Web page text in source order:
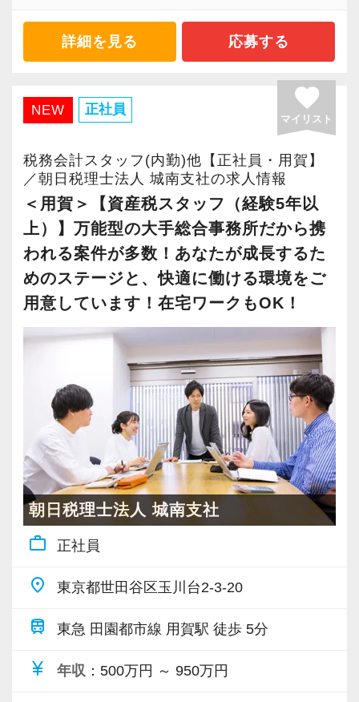
す】
当社で活躍する未経験者は6割を占めているの
で、育成には多くの実績と自信があります。
安心してこの業界に飛び込んできてください！
入社後はOJTとOFF-JTを並行してマンツーマン
で指導します。
まったくの未経験者であれば、税務や会計に関
する座学や教養はOFF-JTで学びながら実務やお
客様対応についてはOJTで実践的に研修を実
施。
社内のロープレでお客様対応の練習ができるの
で、より堅実にステップアップすることができ
まずは簡単な入力業務から少しずつ仕事に慣れ
てもらい、できることを増やしながら徐々に担
当をお任せしていきます。
私たちが未経験者に求めるのは、謙虚さと素直
さです。
常に学ぶ姿勢を忘れず、謙虚に仕事に取り組ん
でくださる方を求めます。
わからないことがあれば、誰でも最初は初心者
なので、遠慮なく何でも聞いてください。
【こんな方を求めています】
・新しいことでも吸収して取り組んでいただけ
・積極性と向上心を持ち合わせている人
に対して認証される「社労士診断認証制度」を
取得しました。
施企業」の認定を受け、今後も社員が働きやす
い環境づくりを積極的に推進していきます。
長く安心して働ける環境を用意してお待ちして
おりますので、当社で将来の不安なく働いてみ
ませんか？
【錦糸町の事務所はこんなオフィスです】
錦糸町は”当社創業の地“。
17年間に及ぶ運営の中で、東京・千葉・埼玉と
都心部から周辺エリアに至るまで、幅広い業種
のお客様とのご縁が誕生した場所です。
創業当時から現在までずっとお取引をしている
お客様が多く、他の拠点よりもお客様とスタッ
フの距離感が近いという特徴があります。
そんなお客様に寄り添い、頼れるパートナーと
して専門性を活かしたい方に活躍していただき
たいオフィスです。
各業界に対するAIの登壇など、変革する時代に
先駆けて会計業界をリードしていきたいという
方は、ぜひ当社で腕を振るってみませんか？
【ご紹介が多い安定企業でお客様から一番に信
私達は「税務のプロフェッショナルとしてお客
経営には各社のストーリーがあり、それぞれの
状況を分析しながらマネジメントを行うやりが
【経営に悩むお客様を導く経営戦略×税務会計コ
ンサルタント】
FASスタッフとは、経営に課題を抱えているお
客様に対して多彩な分析や知見をもとに改善へ
導くポジションです。
≪入所後にお任せする仕事≫
決算書分析、財務会計・管理会計の指導、経営
戦略や経営計画書の作成、資金繰り計画の立案
等をはじめ、M&Aにおけるアドバイザリー業
務、事業再生、事業承継、組織再編、IPO支援
業務など、幅広い業務をお任せします。
≪キャリアを活かしつつ、税務会計の専門性を
吸収できる！≫
これまでのコンサルティング経験を失うことな
く活かせるのはもちろん、税理士法人の一員と
して税法や税務に関する専門性も身に付けるこ
とができます。
ドバイザーとして経営の根幹にまで貢献できる
仕事がしたい、という方も大歓迎です。
≪求める人物像≫
詳細を見る 応募する
NEW 正社員 favorite
マイリスト
税務会計スタッフ(内勤)他【正社員・用賀】
／朝日税理士法人 城南支社の求人情報
＜用賀＞【資産税スタッフ（経験5年以
上）】万能型の大手総合事務所だから携
われる案件が多数！あなたが成長するた
めのステージと、快適に働ける環境をご
用意しています！在宅ワークもOK！
朝日税理士法人 城南支社
work_outline 正社員
place 東京都世田谷区玉川台2-3-20
train 東急 田園都市線 用賀駅 徒歩 5分
currency_yen 年収 ：500万円 ～ 950万円